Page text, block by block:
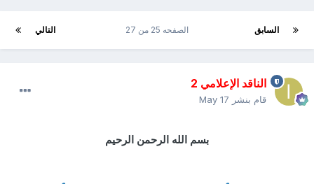
السابق التالي الصفحه 25 من 27
الناقد الإعلامي 2
قام بنشر May 17
بسم الله الرحمن الرحيم